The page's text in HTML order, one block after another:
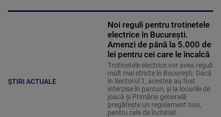
ȘTIRI ACTUALE
Noi reguli pentru trotinetele
electrice în București.
Amenzi de până la 5.000 de
lei pentru cei care le încalcă
Trotinetele electrice vor avea reguli
mult mai stricte în București. Dacă
în Sectorul 1, acestea au fost
interzise în parcuri, și la locurile de
joacă și Primăria generală
pregătește un regulament nou,
pentru cele de închiriat.